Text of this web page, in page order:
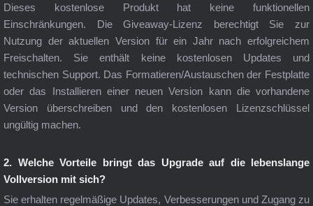
Dieses kostenlose Produkt hat keine funktionellen
Einschränkungen. Die Giveaway-Lizenz berechtigt Sie zur
Nutzung der aktuellen Version für ein Jahr nach erfolgreichem
Freischalten. Sie enthält keine kostenlosen Updates und
technischen Support. Das Formatieren/Austauschen der Festplatte
oder das Installieren einer neuen Version kann die vorhandene
Version überschreiben und den kostenlosen Lizenzschlüssel
ungültig machen.
2. Welche Vorteile bringt das Upgrade auf die lebenslange
Vollversion mit sich?
Sie erhalten regelmäßige Updates, Verbesserungen und Zugang zu